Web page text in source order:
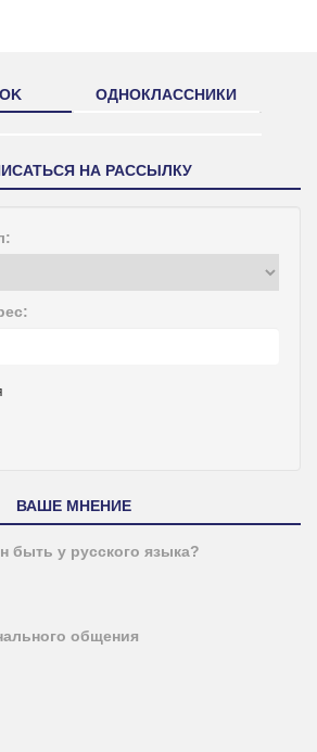
ОДНОКЛАССНИКИ
НА РАССЫЛКУ
ВАШЕ МНЕНИЕ
быть у русского языка?
общения